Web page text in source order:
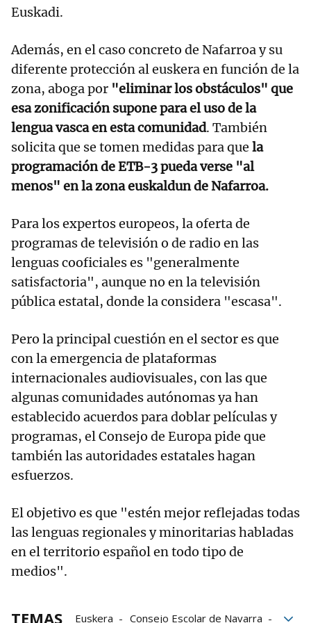
Euskadi.
Además, en el caso concreto de Nafarroa y su
diferente protección al euskera en función de la
zona, aboga por "eliminar los obstáculos" que
esa zonificación supone para el uso de la
lengua vasca en esta comunidad. También
solicita que se tomen medidas para que la
programación de ETB-3 pueda verse "al
menos" en la zona euskaldun de Nafarroa.
Para los expertos europeos, la oferta de
programas de televisión o de radio en las
lenguas cooficiales es "generalmente
satisfactoria", aunque no en la televisión
pública estatal, donde la considera "escasa".
Pero la principal cuestión en el sector es que
con la emergencia de plataformas
internacionales audiovisuales, con las que
algunas comunidades autónomas ya han
establecido acuerdos para doblar películas y
programas, el Consejo de Europa pide que
también las autoridades estatales hagan
esfuerzos.
El objetivo es que "estén mejor reflejadas todas
las lenguas regionales y minoritarias habladas
en el territorio español en todo tipo de
medios".
TEMAS Euskera
Consejo Escolar de Navarra